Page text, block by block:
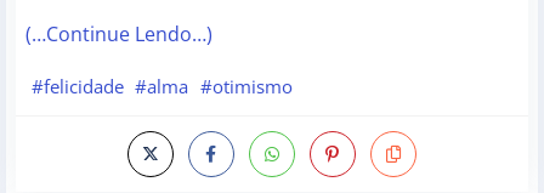
(…Continue Lendo…)
#felicidade #alma #otimismo